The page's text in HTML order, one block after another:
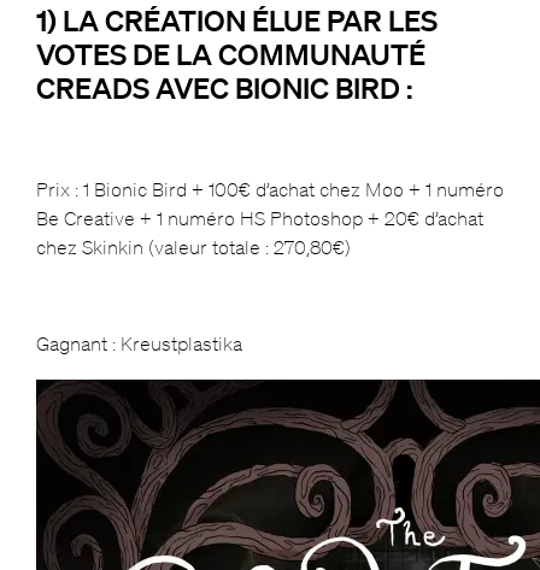
1) LA CRÉATION ÉLUE PAR LES
VOTES DE LA COMMUNAUTÉ
CREADS AVEC BIONIC BIRD :
Prix : 1 Bionic Bird + 100€ d’achat chez Moo + 1 numéro
Be Creative + 1 numéro HS Photoshop + 20€ d’achat
chez Skinkin (valeur totale : 270,80€)
Gagnant : Kreustplastika